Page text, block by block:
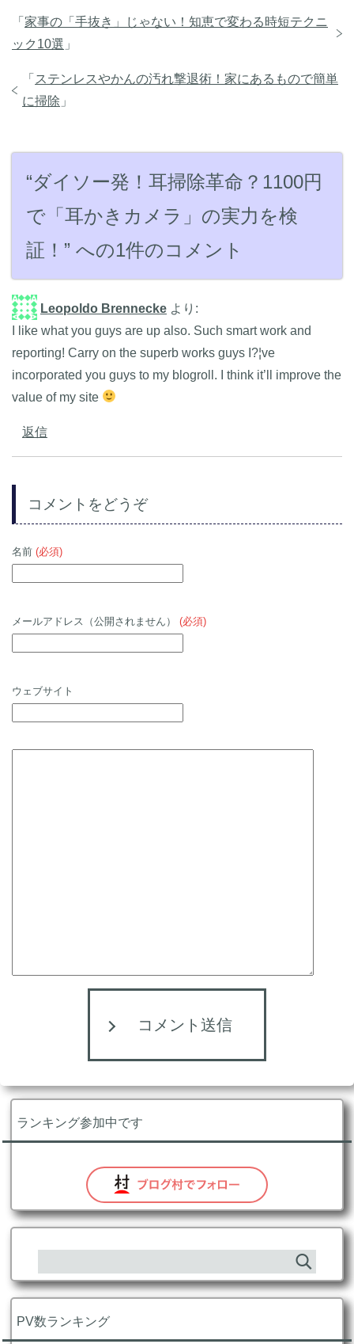
「 家事の「手抜き」じゃない！知恵で変わる時短テクニ
ック10選 」
「 ステンレスやかんの汚れ撃退術！家にあるもので簡単
に掃除 」
“ダイソー発！耳掃除革命？1100円
で「耳かきカメラ」の実力を検
証！” への1件のコメント
Leopoldo Brennecke より:
I like what you guys are up also. Such smart work and
reporting! Carry on the superb works guys I?¦ve
incorporated you guys to my blogroll. I think it’ll improve the
value of my site
返信
コメントをどうぞ
名前 (必須)
メールアドレス（公開されません） (必須)
ウェブサイト
コメント送信
ランキング参加中です
PV数ランキング